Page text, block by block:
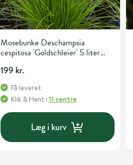
Mosebunke Deschampsia
cespitosa 'Goldschleier' 5 liter
199 kr.
Få leveret
Klik & Hent i11 centre
Læg i kurv